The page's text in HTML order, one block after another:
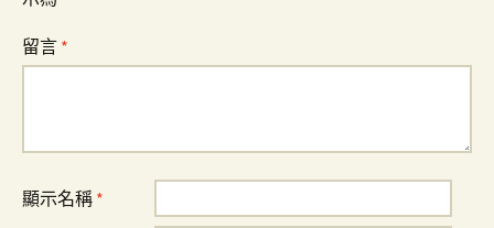
留言 *
顯示名稱 *